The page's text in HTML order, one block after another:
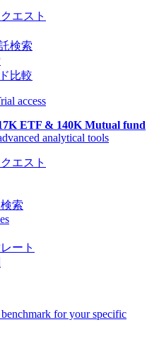
エスト
検索
比較
access
ETF & 140K Mutual fund
analytical tools
エスト
索
ート
for your specific